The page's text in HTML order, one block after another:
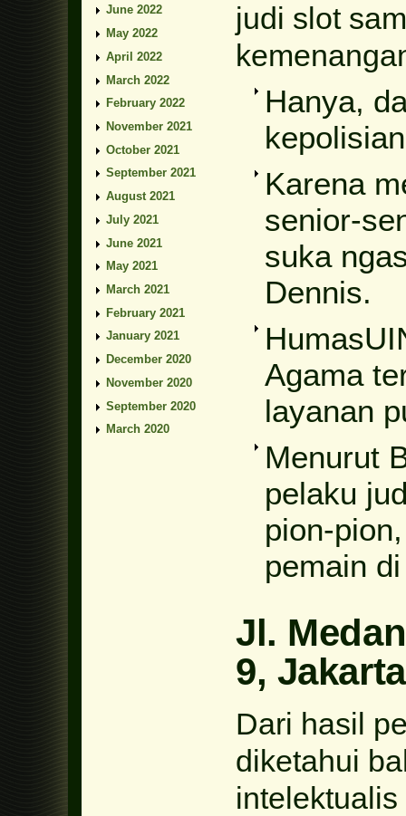
judi slot
Hanya,
Karena
senior-
suka
Dennis.
Agama
layanan
Menurut
pelaku
pion-
pemain
Jl.
9,
Dari hasil
diketahui
June 2022
May 2022
April 2022
March 2022
February 2022
November 2021
October 2021
September 2021
August 2021
July 2021
June 2021
May 2021
March 2021
February 2021
January 2021
December 2020
November 2020
September 2020
March 2020